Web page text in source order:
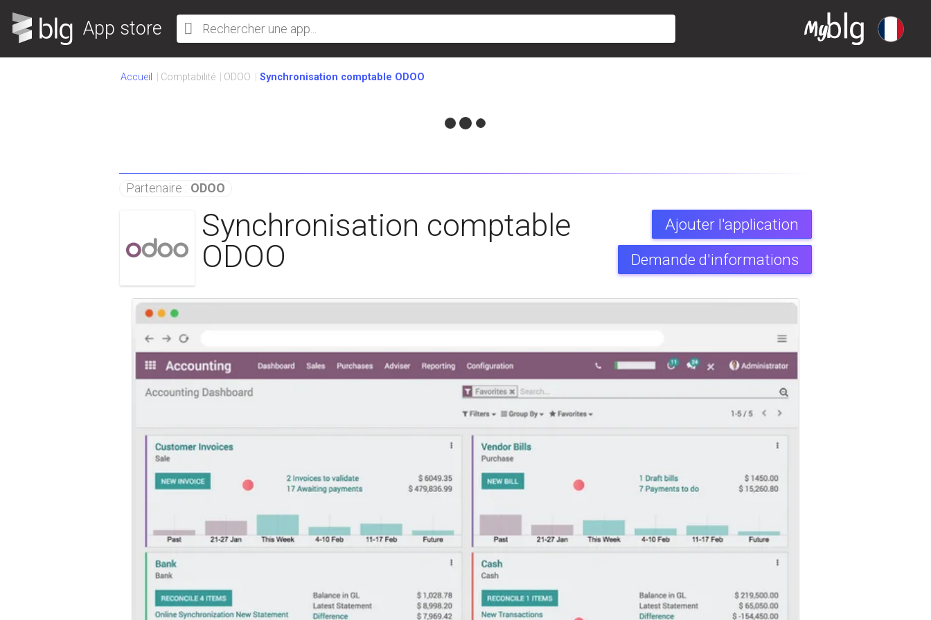
App store
Accueil Comptabilité ODOO Synchronisation comptable ODOO
Partenaire : ODOO
Synchronisation comptable
ODOO
Ajouter l'application
Demande d'informations